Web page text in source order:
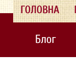
ГОЛОВНА
Блог